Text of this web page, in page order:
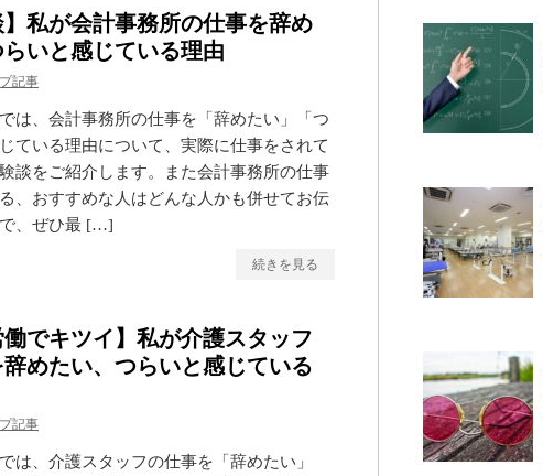
】私が会計事務所の仕事を辞め
いと感じている理由
記事
は、会計事務所の仕事を「辞めたい」「つ
ている理由について、実際に仕事をされて
談をご紹介します。また会計事務所の仕事
、おすすめな人はどんな人かも併せてお伝
、ぜひ最 […]
続きを見る
働でキツイ】私が介護スタッフ
めたい、つらいと感じている
記事
は、介護スタッフの仕事を「辞めたい」